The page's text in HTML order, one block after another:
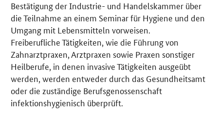
Bestätigung der Industrie- und Handelskammer über
die Teilnahme an einem Seminar für Hygiene und den
Umgang mit Lebensmitteln vorweisen.
Freiberufliche Tätigkeiten, wie die Führung von
Zahnarztpraxen, Arztpraxen sowie Praxen sonstiger
Heilberufe, in denen invasive Tätigkeiten ausgeübt
werden, werden entweder durch das Gesundheitsamt
oder die zuständige Berufsgenossenschaft
infektionshygienisch überprüft.